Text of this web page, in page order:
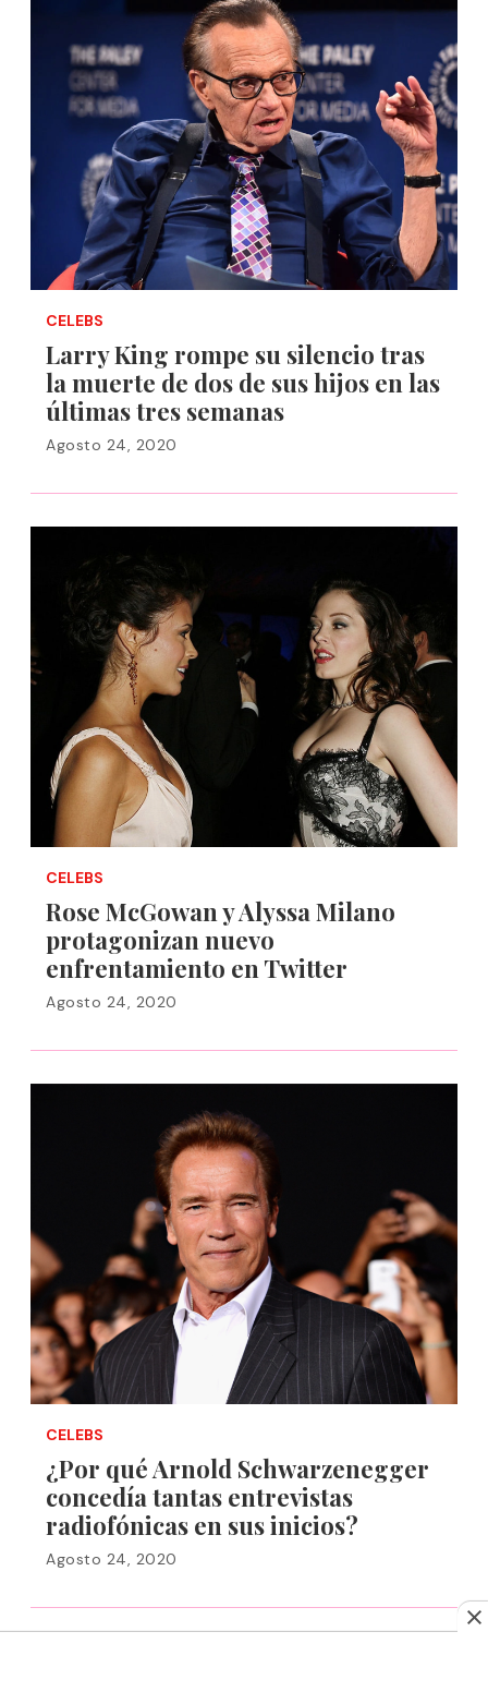
CELEBS
Larry King rompe su silencio tras
la muerte de dos de sus hijos en las
últimas tres semanas
Agosto 24, 2020
CELEBS
Rose McGowan y Alyssa Milano
protagonizan nuevo
enfrentamiento en Twitter
Agosto 24, 2020
CELEBS
¿Por qué Arnold Schwarzenegger
concedía tantas entrevistas
radiofónicas en sus inicios?
Agosto 24, 2020